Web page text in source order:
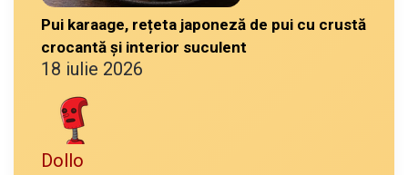
Pui karaage, rețeta japoneză de pui cu crustă
crocantă și interior suculent
18 iulie 2026
Dollo